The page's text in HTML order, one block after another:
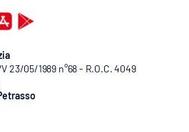
23/05/1989 n°68 - R.O.C. 4049